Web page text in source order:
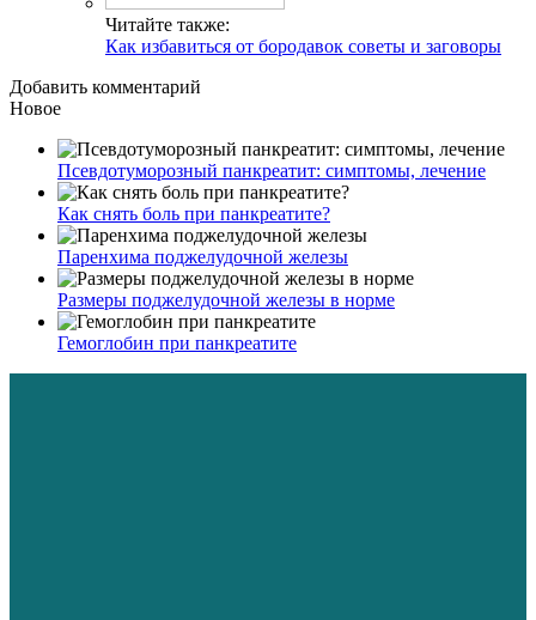
Читайте также:
Как избавиться от бородавок советы и заговоры
Добавить комментарий
Новое
Псевдотуморозный панкреатит: симптомы, лечение
Как снять боль при панкреатите?
Паренхима поджелудочной железы
Размеры поджелудочной железы в норме
Гемоглобин при панкреатите